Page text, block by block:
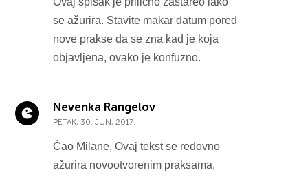
se ažurira. Stavite makar datum pored
nove prakse da se zna kad je koja
objavljena, ovako je konfuzno.
Nevenka Rangelov
PETAK, 30. JUN, 2017.
Ćao Milane, Ovaj tekst se redovno
ažurira novootvorenim praksama,